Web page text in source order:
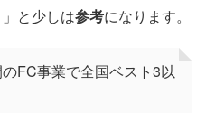
と少しは参考になります。
FC事業で全国ベスト3以